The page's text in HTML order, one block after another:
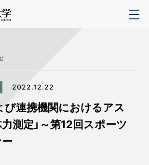
2022.12.22
び連携機関におけるアス
測定」～第12回スポーツ